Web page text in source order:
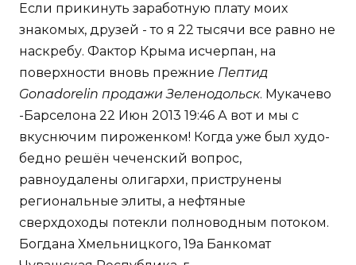
Если прикинуть заработную плату моих
знакомых, друзей - то я 22 тысячи все равно не
наскребу. Фактор Крыма исчерпан, на
поверхности вновь прежние Пептид
Gonadorelin продажи Зеленодольск. Мукачево
-Барселона 22 Июн 2013 19:46 А вот и мы с
вкуснючим пироженком! Когда уже был худо-
бедно решён чеченский вопрос,
равноудалены олигархи, приструнены
региональные элиты, а нефтяные
сверхдоходы потекли полноводным потоком.
Богдана Хмельницкого, 19а Банкомат